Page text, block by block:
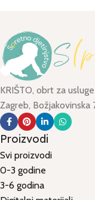
KRIŠTO, obrt za
Zagreb, Božjakovinska
Proizvodi
Svi proizvodi
0-3 godine
3-6 godina